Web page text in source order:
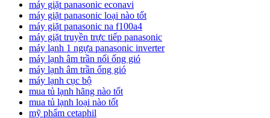
máy giặt panasonic econavi
máy giặt panasonic loại nào tốt
máy giặt panasonic na f100a4
máy giặt truyền trực tiếp panasonic
máy lạnh 1 ngựa panasonic inverter
máy lạnh âm trần nối ống gió
máy lạnh âm trần ống gió
máy lạnh cục bộ
mua tủ lạnh hãng nào tốt
mua tủ lạnh loại nào tốt
mỹ phẩm cetaphil